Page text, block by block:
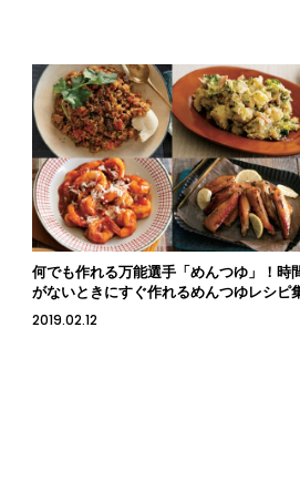
何でも作れる万能選手「めんつゆ」！時
がないときにすぐ作れるめんつゆレシピ
2019.02.12